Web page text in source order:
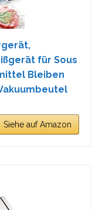
für Sous
Bleiben
Siehe auf Amazon